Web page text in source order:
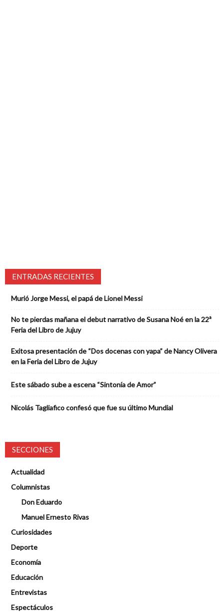
ENTRADAS RECIENTES
Murió Jorge Messi, el papá de Lionel Messi
No te pierdas mañana el debut narrativo de Susana Noé en la 22ª
Feria del Libro de Jujuy
Exitosa presentación de “Dos docenas con yapa” de Nancy Olivera
en la Feria del Libro de Jujuy
Este sábado sube a escena “Sintonía de Amor”
Nicolás Tagliafico confesó que fue su último Mundial
SECCIONES
Actualidad
Columnistas
Don Eduardo
Manuel Ernesto Rivas
Curiosidades
Deporte
Economía
Educación
Entrevistas
Espectáculos